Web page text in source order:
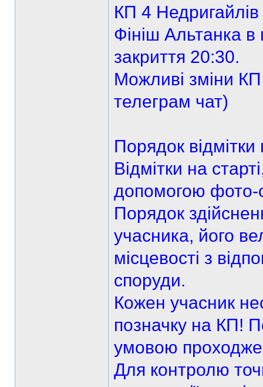
КП 4
Фініш Альтанка в
закриття 20:30.
Можливі зміни
телеграм чат)
Порядок
Відмітки на
допомогою фото-
Порядок
учасника, його
місцевості з
споруди.
Кожен учасник
позначку на КП!
умовою
Для контролю